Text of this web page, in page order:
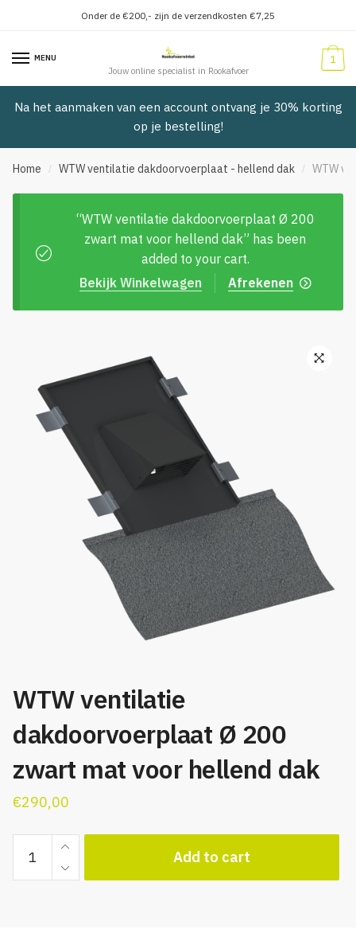
navigatie
inhoud
Onder de €200,- zijn de verzendkosten €7,25
MENU
Jouw online specialist in Rookafvoer
1
Na het aanmaken van een account ontvang je 30% korting
op je bestelling!
Home / WTW ventilatie dakdoorvoerplaat - hellend dak / WTW
“WTW ventilatie dakdoorvoerplaat Ø 200
zwart mat voor hellend dak” has been
added to your cart.
Afrekenen
Bekijk Winkelwagen
WTW ventilatie
dakdoorvoerplaat Ø 200
zwart mat voor hellend dak
€290,00
ventilatie
dakdoorvoerplaat
Add to cart